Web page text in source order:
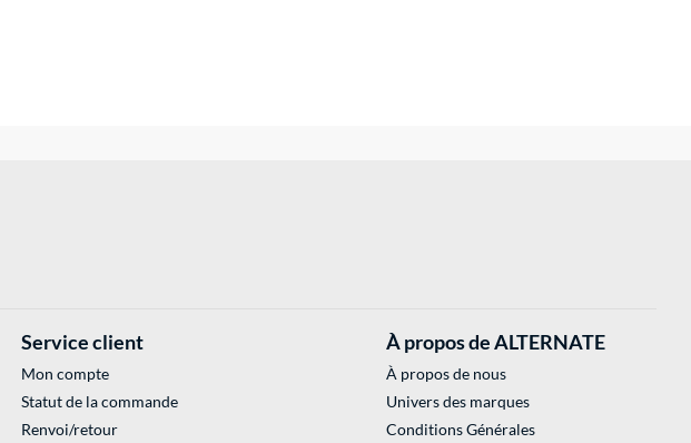
Service client
Mon compte
Statut de la commande
Renvoi/retour
À propos de ALTERNATE
À propos de nous
Univers des marques
Conditions Générales